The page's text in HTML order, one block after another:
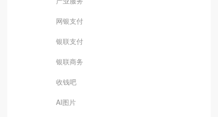
网银支付
银联支付
银联商务
收钱吧
AI图片